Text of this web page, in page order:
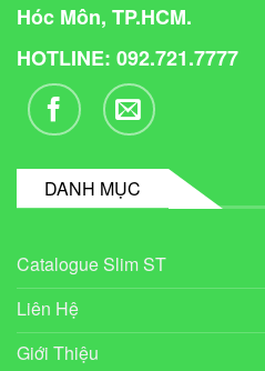
Hóc Môn, TP.HCM.
HOTLINE: 092.721.7777
DANH MỤC
Catalogue Slim ST
Liên Hệ
Giới Thiệu